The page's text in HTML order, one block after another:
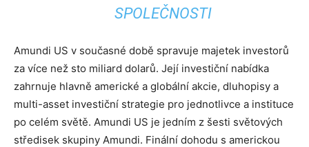
SPOLEČNOSTI
Amundi US v současné době spravuje majetek investorů
za více než sto miliard dolarů. Její investiční nabídka
zahrnuje hlavně americké a globální akcie, dluhopisy a
multi-asset investiční strategie pro jednotlivce a instituce
po celém světě. Amundi US je jedním z šesti světových
středisek skupiny Amundi. Finální dohodu s americkou